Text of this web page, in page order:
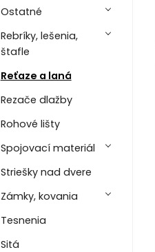
Ostatné
Rebríky, lešenia,
štafle
Reťaze a laná
Rezače dlažby
Rohové lišty
Spojovací materiál
Striešky nad dvere
Zámky, kovania
Tesnenia
Sitá